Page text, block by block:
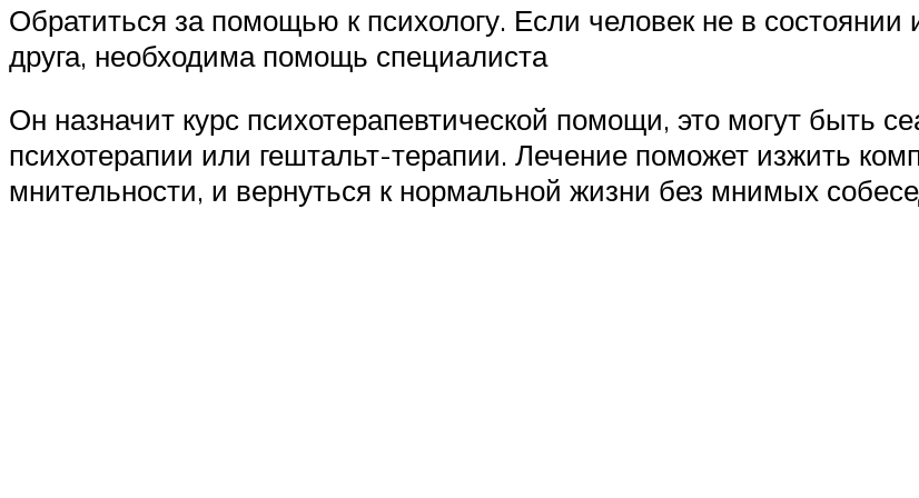
Обратиться за помощью к психологу. Если человек не в состоянии
друга, необходима помощь специалиста
Он назначит курс психотерапевтической помощи, это могут быть
психотерапии или гештальт-терапии. Лечение поможет изжить
мнительности, и вернуться к нормальной жизни без мнимых